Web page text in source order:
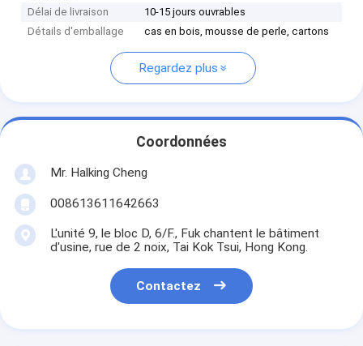
Délai de livraison
10-15 jours ouvrables
Détails d'emballage
cas en bois, mousse de perle, cartons
Regardez plus
Coordonnées
Mr. Halking Cheng
008613611642663
L'unité 9, le bloc D, 6/F., Fuk chantent le bâtiment
d'usine, rue de 2 noix, Tai Kok Tsui, Hong Kong.
Contactez